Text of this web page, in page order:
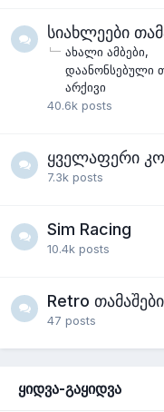
სიახლეები
ახალი ამბები
დაანონსებული
არქივი
40.6k posts
ყველაფერი
7.3k posts
Sim Racing
10.4k posts
Retro თამაშები
47 posts
ყიდვა-გაყიდვა